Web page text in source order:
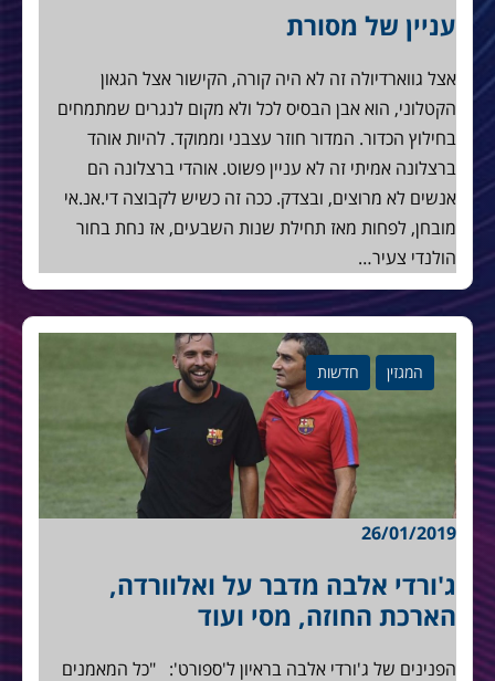
עניין של מסורת
אצל גווארדיולה זה לא היה קורה, הקישור אצל הגאון
הקטלוני, הוא אבן הבסיס לכל ולא מקום לנגרים שמתמחים
בחילוץ הכדור. המדור חוזר עצבני וממוקד. להיות אוהד
ברצלונה אמיתי זה לא עניין פשוט. אוהדי ברצלונה הם
אנשים לא מרוצים, ובצדק. ככה זה כשיש לקבוצה די.אנ.אי
מובחן, לפחות מאז תחילת שנות השבעים, אז נחת בחור
הולנדי צעיר…
המגזין חדשות
26/01/2019
ג'ורדי אלבה מדבר על ואלוורדה,
הארכת החוזה, מסי ועוד
הפנינים של ג'ורדי אלבה בראיון ל'ספורט': "כל המאמנים